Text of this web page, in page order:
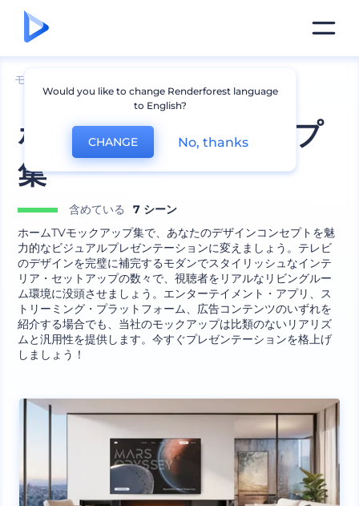
モックアップ
ホームTVモックアップ
集
含めている
7 シーン
ホームTVモックアップ集で、あなたのデザインコンセプトを魅
力的なビジュアルプレゼンテーションに変えましょう。テレビ
のデザインを完璧に補完するモダンでスタイリッシュなインテ
リア・セットアップの数々で、視聴者をリアルなリビングルー
ム環境に没頭させましょう。エンターテイメント・アプリ、ス
トリーミング・プラットフォーム、広告コンテンツのいずれを
紹介する場合でも、当社のモックアップは比類のないリアリズ
ムと汎用性を提供します。今すぐプレゼンテーションを格上げ
しましょう！
Would you like to change Renderforest language
to English?
CHANGE No, thanks